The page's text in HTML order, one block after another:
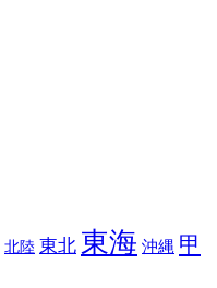
北陸 東北 東海 沖縄 甲